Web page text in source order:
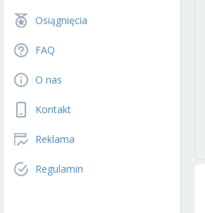
Osiągnięcia
FAQ
O nas
Kontakt
Reklama
Regulamin